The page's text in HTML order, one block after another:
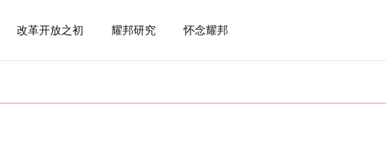
改革开放之初 耀邦研究 怀念耀邦